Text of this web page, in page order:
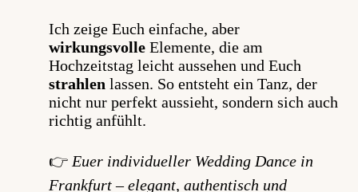
Ich zeige Euch einfache, aber
wirkungsvolle Elemente, die am
Hochzeitstag leicht aussehen und Euch
strahlen lassen. So entsteht ein Tanz, der
nicht nur perfekt aussieht, sondern sich auch
richtig anfühlt.
👉 Euer individueller Wedding Dance in
Frankfurt – elegant, authentisch und